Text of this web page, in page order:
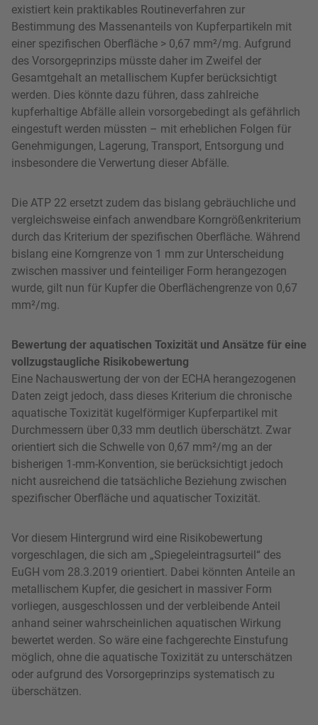
existiert kein praktikables Routineverfahren zur
Bestimmung des Massenanteils von Kupferpartikeln mit
einer spezifischen Oberfläche > 0,67 mm²/mg. Aufgrund
des Vorsorgeprinzips müsste daher im Zweifel der
Gesamtgehalt an metallischem Kupfer berücksichtigt
werden. Dies könnte dazu führen, dass zahlreiche
kupferhaltige Abfälle allein vorsorgebedingt als gefährlich
eingestuft werden müssten – mit erheblichen Folgen für
Genehmigungen, Lagerung, Transport, Entsorgung und
insbesondere die Verwertung dieser Abfälle.
Die ATP 22 ersetzt zudem das bislang gebräuchliche und
vergleichsweise einfach anwendbare Korngrößenkriterium
durch das Kriterium der spezifischen Oberfläche. Während
bislang eine Korngrenze von 1 mm zur Unterscheidung
zwischen massiver und feinteiliger Form herangezogen
wurde, gilt nun für Kupfer die Oberflächengrenze von 0,67
mm²/mg.
Bewertung der aquatischen Toxizität und Ansätze für eine
vollzugstaugliche Risikobewertung
Eine Nachauswertung der von der ECHA herangezogenen
Daten zeigt jedoch, dass dieses Kriterium die chronische
aquatische Toxizität kugelförmiger Kupferpartikel mit
Durchmessern über 0,33 mm deutlich überschätzt. Zwar
orientiert sich die Schwelle von 0,67 mm²/mg an der
bisherigen 1-mm-Konvention, sie berücksichtigt jedoch
nicht ausreichend die tatsächliche Beziehung zwischen
spezifischer Oberfläche und aquatischer Toxizität.
Vor diesem Hintergrund wird eine Risikobewertung
vorgeschlagen, die sich am „Spiegeleintragsurteil“ des
EuGH vom 28.3.2019 orientiert. Dabei könnten Anteile an
metallischem Kupfer, die gesichert in massiver Form
vorliegen, ausgeschlossen und der verbleibende Anteil
anhand seiner wahrscheinlichen aquatischen Wirkung
bewertet werden. So wäre eine fachgerechte Einstufung
möglich, ohne die aquatische Toxizität zu unterschätzen
oder aufgrund des Vorsorgeprinzips systematisch zu
überschätzen.